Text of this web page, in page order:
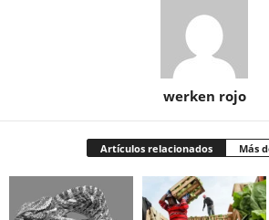
werken rojo
Artículos relacionados Más